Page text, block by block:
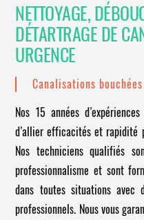
NETTOYAGE,
DÉTARTRAGE DE
URGENCE
Canalisations
Nos 15 années
d’allier efficacités et rapidité
Nos techniciens qualifiés
professionnalisme et sont
dans toutes situations avec
professionnels. Nous vous